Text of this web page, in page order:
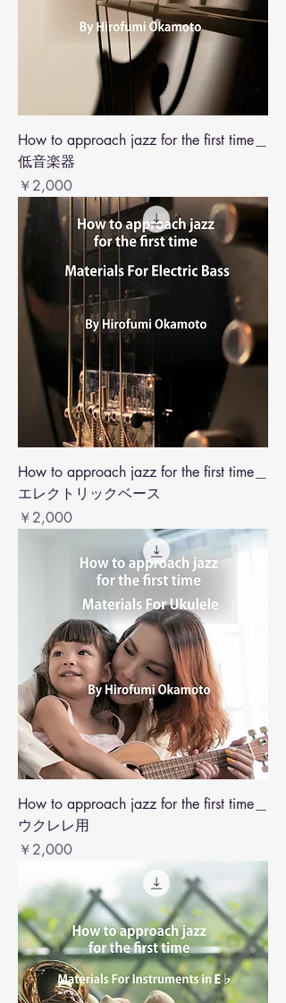
How to approach jazz for the first time＿
低音楽器
価格
￥2,000
How to approach jazz for the first time＿
エレクトリックベース
価格
￥2,000
How to approach jazz for the first time＿
ウクレレ用
価格
￥2,000